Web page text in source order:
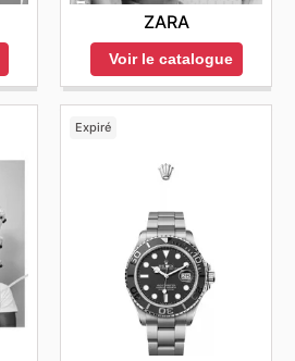
ZARA
Voir le catalogue
Expiré